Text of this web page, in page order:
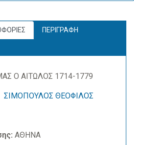
ΠΕΡΙΓΡΑΦΗ
Ο ΑΙΤΩΛΟΣ 1714-1779
ΣΙΜΟΠΟΥΛΟΣ ΘΕΟΦΙΛΟΣ
ΑΘΗΝΑ